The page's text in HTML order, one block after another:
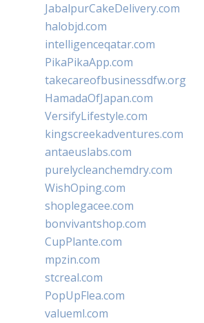
JabalpurCakeDelivery.com
halobjd.com
intelligenceqatar.com
PikaPikaApp.com
takecareofbusinessdfw.org
HamadaOfJapan.com
VersifyLifestyle.com
kingscreekadventures.com
antaeuslabs.com
purelycleanchemdry.com
WishOping.com
shoplegacee.com
bonvivantshop.com
CupPlante.com
mpzin.com
stcreal.com
PopUpFlea.com
valueml.com